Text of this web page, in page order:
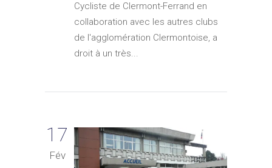
Cycliste de Clermont-Ferrand en
collaboration avec les autres clubs
de l'agglomération Clermontoise, a
droit à un très...
17
Fév